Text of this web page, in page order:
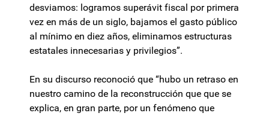
desviamos: logramos superávit fiscal por primera
vez en más de un siglo, bajamos el gasto público
al mínimo en diez años, eliminamos estructuras
estatales innecesarias y privilegios”.
En su discurso reconoció que “hubo un retraso en
nuestro camino de la reconstrucción que que se
explica, en gran parte, por un fenómeno que